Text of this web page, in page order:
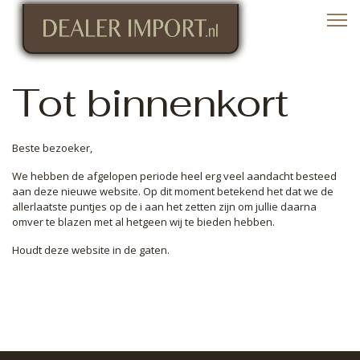
Tot binnenkort
Beste bezoeker,
We hebben de afgelopen periode heel erg veel aandacht besteed
aan deze nieuwe website. Op dit moment betekend het dat we de
allerlaatste puntjes op de i aan het zetten zijn om jullie daarna
omver te blazen met al hetgeen wij te bieden hebben.
Houdt deze website in de gaten.